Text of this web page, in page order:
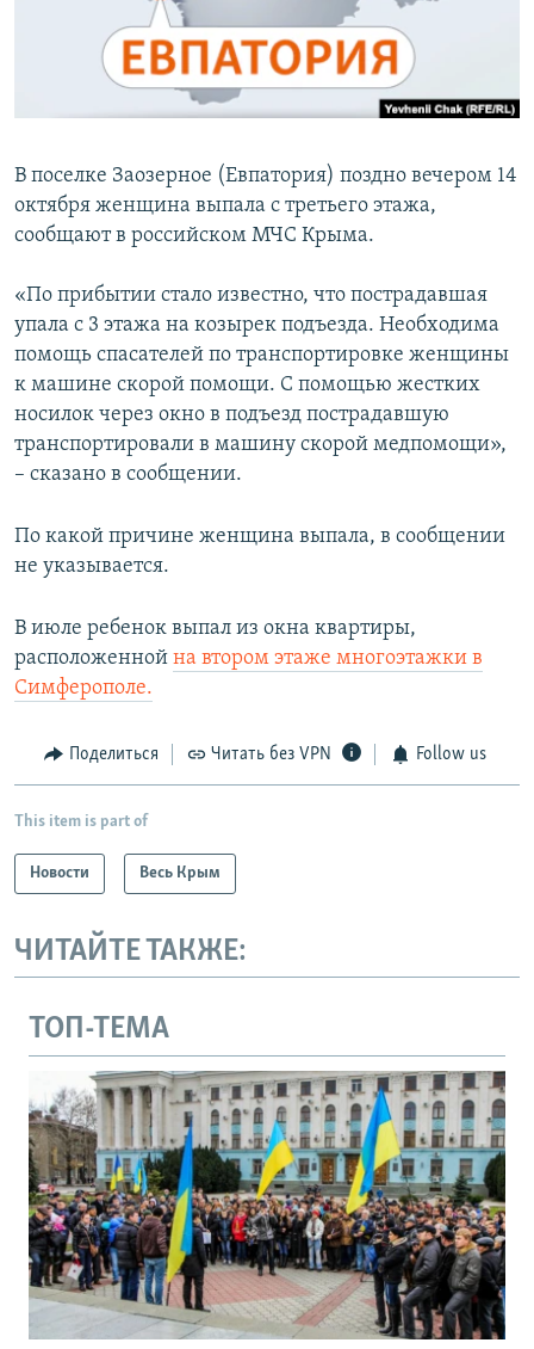
ПОБЕДИТЕЛЕЙ НЕ СУДЯТ?
КРЫМ.НЕПОКОРЕННЫЙ
ПРИСОЕДИНЯЙТЕСЬ!
Все сайты RFE/RL
В поселке Заозерное (Евпатория) поздно вечером 14
октября женщина выпала с третьего этажа,
сообщают в российском МЧС Крыма.
«По прибытии стало известно, что пострадавшая
упала с 3 этажа на козырек подъезда. Необходима
помощь спасателей по транспортировке женщины
к машине скорой помощи. С помощью жестких
носилок через окно в подъезд пострадавшую
транспортировали в машину скорой медпомощи»,
– сказано в сообщении.
По какой причине женщина выпала, в сообщении
не указывается.
В июле ребенок выпал из окна квартиры,
расположенной на втором этаже многоэтажки в
Симферополе.
Поделиться Читать без VPN Follow us
This item is part of
Новости Весь Крым
ЧИТАЙТЕ ТАКЖЕ:
ТОП-ТЕМА